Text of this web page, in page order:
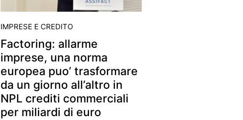
IMPRESE E CREDITO
Factoring: allarme
imprese, una norma
europea puo’ trasformare
da un giorno all’altro in
NPL crediti commerciali
per miliardi di euro